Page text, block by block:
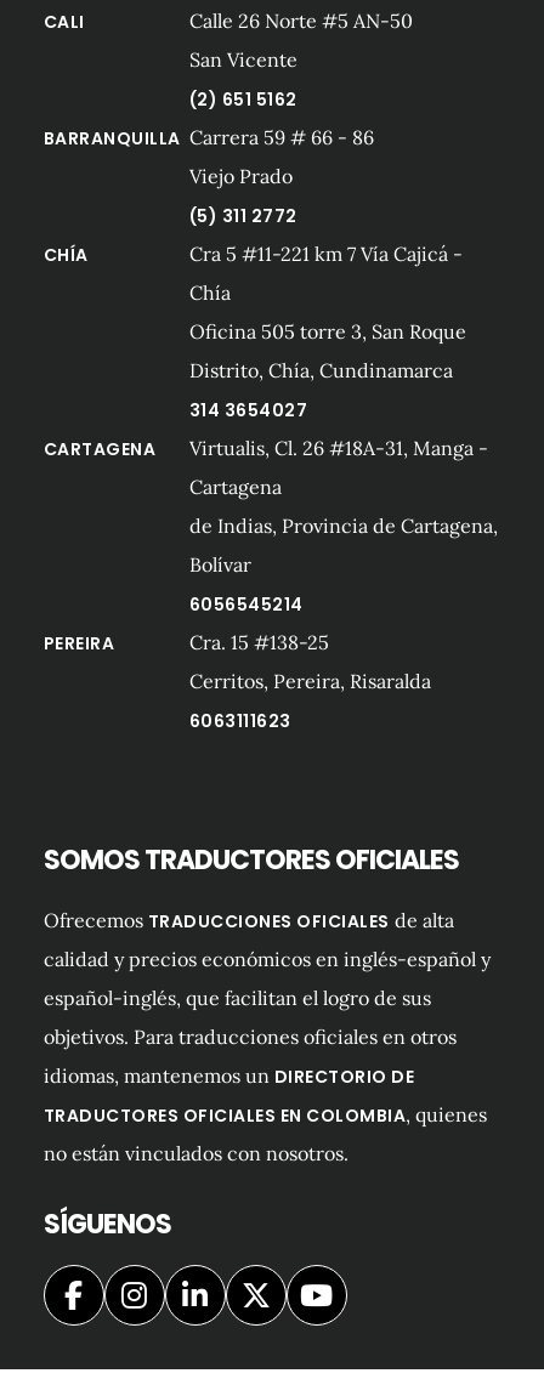
CALI
Calle 26 Norte #5 AN-50
San Vicente
(2) 651 5162
BARRANQUILLA Carrera 59 # 66 - 86
Viejo Prado
(5) 311 2772
CHÍA
Cra 5 #11-221 km 7 Vía Cajicá -
Chía
Oficina 505 torre 3, San Roque
Distrito, Chía, Cundinamarca
314 3654027
CARTAGENA
Virtualis, Cl. 26 #18A-31, Manga -
Cartagena
de Indias, Provincia de Cartagena,
Bolívar
6056545214
PEREIRA
Cra. 15 #138-25
Cerritos, Pereira, Risaralda
6063111623
SOMOS TRADUCTORES OFICIALES
Ofrecemos TRADUCCIONES OFICIALES de alta
calidad y precios económicos en inglés-español y
español-inglés, que facilitan el logro de sus
objetivos. Para traducciones oficiales en otros
idiomas, mantenemos un DIRECTORIO DE
TRADUCTORES OFICIALES EN COLOMBIA, quienes
no están vinculados con nosotros.
SÍGUENOS